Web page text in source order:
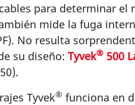
para determinar el
mide la fuga
No resulta
su diseño: Tyvek® 500
Tyvek® funciona en